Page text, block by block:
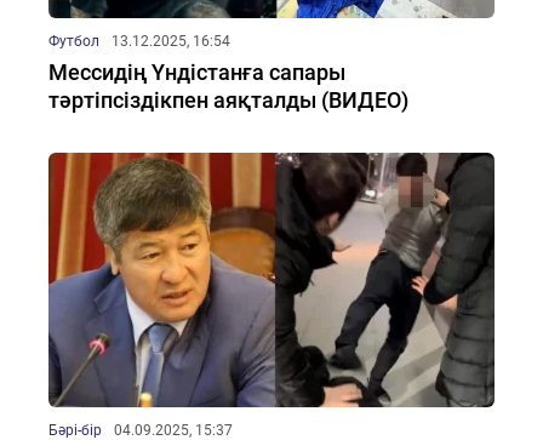
Футбол 13.12.2025, 16:54
Мессидің Үндістанға сапары
тәртіпсіздікпен аяқталды (ВИДЕО)
Бәрі-бір 04.09.2025, 15:37